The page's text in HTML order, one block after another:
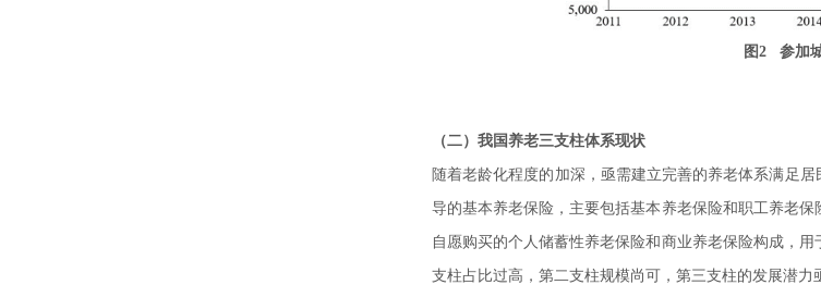
图2 参加
（二）我国养老三支柱体系现状
随着老龄化程度的加深，亟需建立完善的养老体系满足
导的基本养老保险，主要包括基本养老保险和职工养老
自愿购买的个人储蓄性养老保险和商业养老保险构成，
支柱占比过高，第二支柱规模尚可，第三支柱的发展潜力